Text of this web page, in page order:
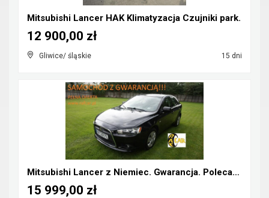
Mitsubishi Lancer HAK Klimatyzacja Czujniki park.
Gliwice/ śląskie 15 dni
12 900,00 zł
Mitsubishi Lancer z Niemiec. Gwarancja. Polecam !!...
15 999,00 zł